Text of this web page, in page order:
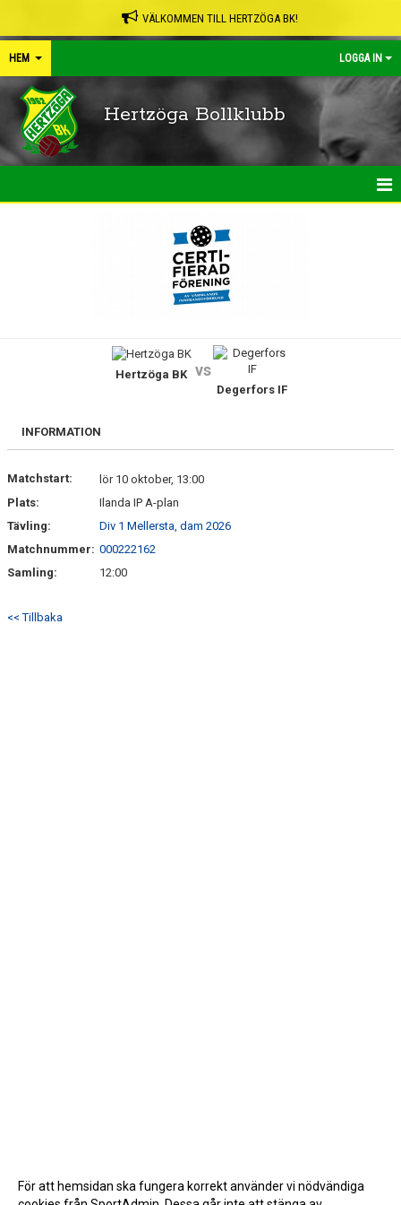
VÄLKOMMEN TILL HERTZÖGA BK!
HEM LOGGA IN
Hertzöga Bollklubb
BLI MEDLEM
KONTAKTER & LAG
FÖRENINGSDOKUMENT_GAMLA
Hertzöga BK vs
Degerfors IF
INFORMATION
Matchstart:
lör 10 oktober, 13:00
Plats:
Ilanda IP A-plan
Tävling:
Div 1 Mellersta, dam 2026
Matchnummer: 000222162
Samling:
12:00
<< Tillbaka
För att hemsidan ska fungera korrekt använder vi nödvändiga